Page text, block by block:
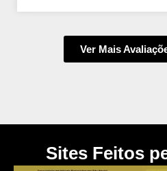
Ver Mais
Sites Feitos